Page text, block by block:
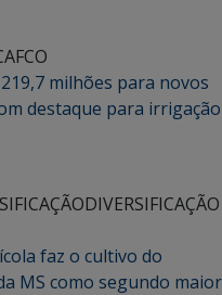
FCO
milhões para novos
destaque para irrigação
DIVERSIFICAÇÃO
faz o cultivo do
MS como segundo maior